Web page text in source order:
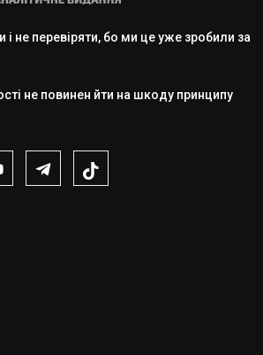
не перевіряти, бо ми це уже зробили за
не повинен йти на шкоду принципу